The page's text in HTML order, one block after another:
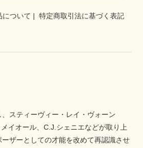
について | 特定商取引法に基づく表記
スティーヴィー・レイ・ヴォーン
イオール、C.J.シェニエなどが取り上
ザーとしての才能を改めて再認識させ